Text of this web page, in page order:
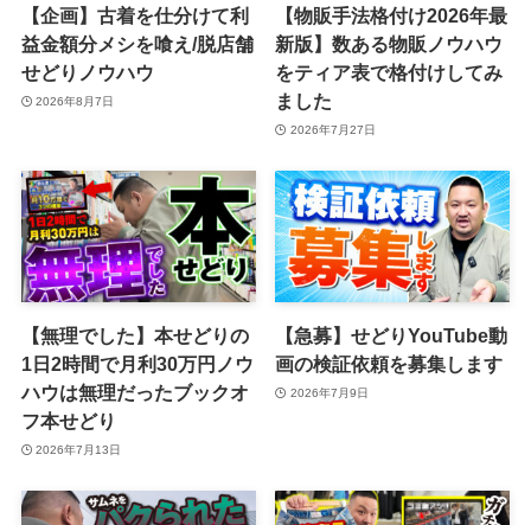
【企画】古着を仕分けて利
益金額分メシを喰え/脱店舗
せどりノウハウ
2026年8月7日
【物販手法格付け2026年最
新版】数ある物販ノウハウ
をティア表で格付けしてみ
ました
2026年7月27日
【無理でした】本せどりの
1日2時間で月利30万円ノウ
ハウは無理だったブックオ
フ本せどり
2026年7月13日
【急募】せどりYouTube動
画の検証依頼を募集します
2026年7月9日